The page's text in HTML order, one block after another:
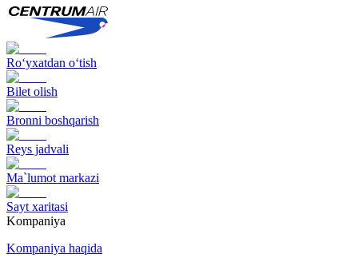
Ro‘yxatdan o‘tish
Bilet olish
Bronni boshqarish
Reys jadvali
Ma`lumot markazi
Sayt xaritasi
Kompaniya
Kompaniya haqida